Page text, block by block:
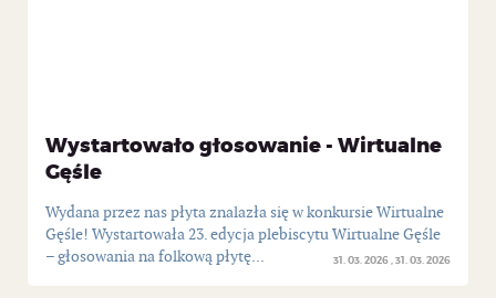
Wystartowało głosowanie - Wirtualne
Gęśle
31. 03. 2026 31. 03. 2026
Wydana przez nas płyta znalazła się w konkursie Wirtualne
Gęśle! Wystartowała 23. edycja plebiscytu Wirtualne Gęśle
– głosowania na folkową płytę...